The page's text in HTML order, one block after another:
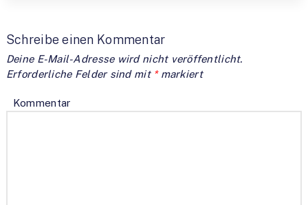
Schreibe einen Kommentar
Deine E-Mail-Adresse wird nicht veröffentlicht.
Erforderliche Felder sind mit *markiert
Kommentar